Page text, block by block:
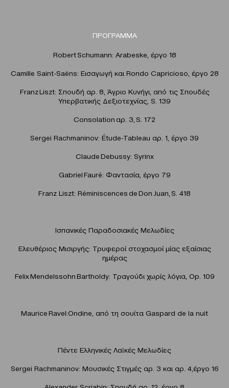
ΠΡΟΓΡΑΜΜΑ
Robert Schumann: Arabeske, έργο 18
Camille Saint-Saëns: Εισαγωγή και Rondo Capricioso, έργο 28
Franz Liszt: Σπουδή αρ. 8, Άγριο Κυνήγι, από τις Σπουδές
Υπερβατικής Δεξιοτεχνίας, S. 139
Consolation αρ. 3, S. 172
Sergei Rachmaninov: Étude-Tableau αρ. 1, έργο 39
Claude Debussy: Syrinx
Gabriel Fauré: Φαντασία, έργο 79
Franz Liszt: Réminiscences de Don Juan, S. 418
Ισπανικές Παραδοσιακές Μελωδίες
Ελευθέριος Μισιργής: Τρυφεροί στοχασμοί μίας εξαίσιας
ημέρας
Felix Mendelssohn Bartholdy: Τραγούδι χωρίς λόγια, Op. 109
Maurice Ravel:Ondine, από τη σουίτα Gaspard de la nuit
Πέντε Ελληνικές Λαϊκές Μελωδίες
Sergei Rachmaninov: Μουσικές Στιγμές αρ. 3 και αρ. 4,έργο 16